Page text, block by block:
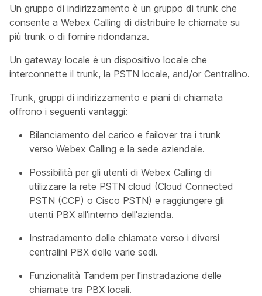
Un gruppo di indirizzamento è un gruppo di trunk che
consente a Webex Calling di distribuire le chiamate su
più trunk o di fornire ridondanza.
Un gateway locale è un dispositivo locale che
interconnette il trunk, la PSTN locale, and/or Centralino.
Trunk, gruppi di indirizzamento e piani di chiamata
offrono i seguenti vantaggi:
Bilanciamento del carico e failover tra i trunk
verso Webex Calling e la sede aziendale.
Possibilità per gli utenti di Webex Calling di
utilizzare la rete PSTN cloud (Cloud Connected
PSTN (CCP) o Cisco PSTN) e raggiungere gli
utenti PBX all'interno dell'azienda.
Instradamento delle chiamate verso i diversi
centralini PBX delle varie sedi.
Funzionalità Tandem per l'instradazione delle
chiamate tra PBX locali.